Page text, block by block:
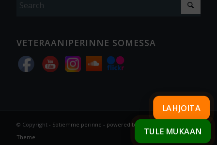
VETERAANIPERINNE SOMESSA
© Copyright - Sotiemme perinne - powered by Enfold WordPress
Theme
LAHJOITA
TULE MUKAAN